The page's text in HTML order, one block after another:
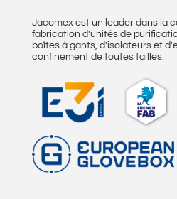
Jacomex est un leader dans la
fabrication d'unités de
boîtes à gants, d'isolateurs et
confinement de toutes tailles.